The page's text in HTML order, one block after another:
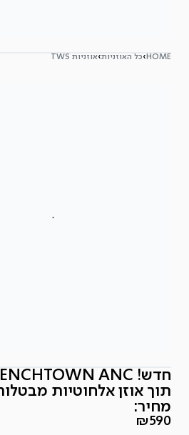
HOME
›כל האוזניות›אוזניות TWS
תוך אוזן אלחוטיות
מחיר:
₪590